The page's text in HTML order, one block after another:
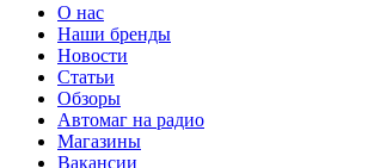
О нас
Наши бренды
Новости
Статьи
Обзоры
Автомаг на радио
Магазины
Вакансии